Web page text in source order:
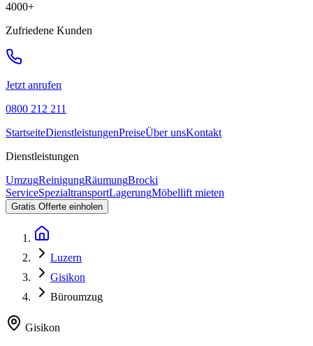
4000+
Zufriedene Kunden
Jetzt anrufen
0800 212 211
StartseiteDienstleistungenPreiseÜber unsKontakt
Dienstleistungen
UmzugReinigungRäumungBrocki
ServiceSpezialtransportLagerungMöbellift mieten
Gratis Offerte einholen
Luzern
Gisikon
Büroumzug
Gisikon